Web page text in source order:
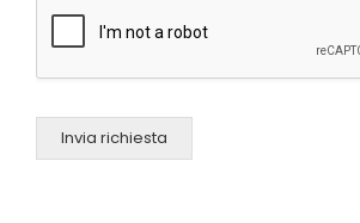
Invia richiesta